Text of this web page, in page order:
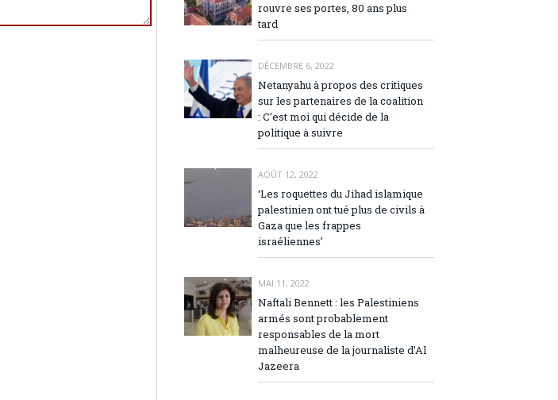
rouvre ses portes, 80 ans plus
tard
DÉCEMBRE 6, 2022
Netanyahu à propos des critiques
sur les partenaires de la coalition
: C’est moi qui décide de la
politique à suivre
AOÛT 12, 2022
‘Les roquettes du Jihad islamique
palestinien ont tué plus de civils à
Gaza que les frappes
israéliennes’
MAI 11, 2022
Naftali Bennett : les Palestiniens
armés sont probablement
responsables de la mort
malheureuse de la journaliste d’Al
Jazeera